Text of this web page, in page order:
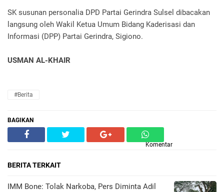
SK susunan personalia DPD Partai Gerindra Sulsel dibacakan
langsung oleh Wakil Ketua Umum Bidang Kaderisasi dan
Informasi (DPP) Partai Gerindra, Sigiono.
USMAN AL-KHAIR
#Berita
BAGIKAN
Komentar
BERITA TERKAIT
IMM Bone: Tolak Narkoba, Pers Diminta Adil